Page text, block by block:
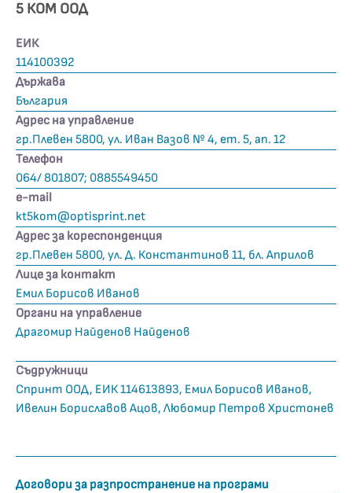
5 КОМ ООД
ЕИК
114100392
Държава
България
Адрес на управление
гр.Плевен 5800, ул. Иван Вазов № 4, ет. 5, ап. 12
Телефон
064/ 801807; 0885549450
е-mail
kt5kom@optisprint.net
Адрес за кореспонденция
гр.Плевен 5800, ул. Д. Константинов 11, бл. Априлов
Лице за контакт
Емил Борисов Иванов
Органи на управление
Драгомир Найденов Найденов
Съдружници
Спринт ООД, ЕИК 114613893, Емил Борисов Иванов,
Ивелин Бориславов Ацов, Любомир Петров Христонев
Договори за разпространение на програми